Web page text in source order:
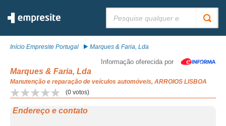
Início Empresite Portugal Marques & Faria, Lda
Informação oferecida por
Marques & Faria, Lda
Manutenção e reparação de veículos automóveis, ARROIOS LISBOA
(0 votos)
Endereço e contato